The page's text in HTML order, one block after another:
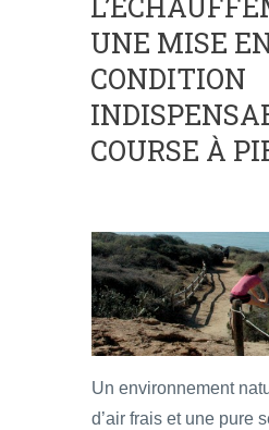
UNE MISE
CONDITION
COURSE À
Un environnement
d’air frais et une pure